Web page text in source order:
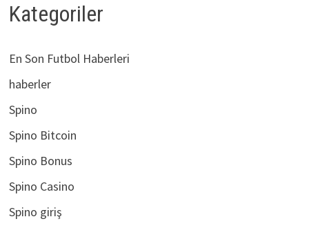
Kategoriler
En Son Futbol Haberleri
haberler
Spino
Spino Bitcoin
Spino Bonus
Spino Casino
Spino giriş